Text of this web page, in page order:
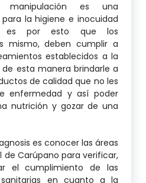
es una
la higiene e inocuidad
es por esto que los
mismo, deben cumplir a
establecidos a la
esta manera brindarle a
de calidad que no les
enfermedad y así poder
nutrición y gozar de una
es conocer las áreas
de Carúpano para verificar,
el cumplimiento de las
en cuanto a la